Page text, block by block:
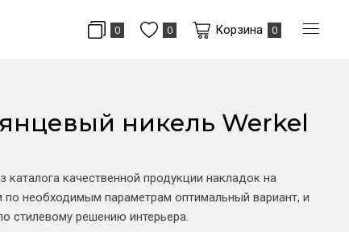
0 0 Корзина 0
никель Werkel
качественной продукции накладок на
необходимым параметрам оптимальный вариант, и
стилевому решению интерьера.